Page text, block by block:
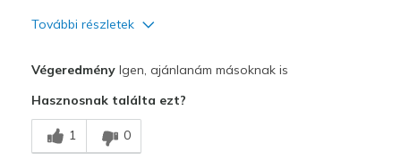
További részletek
Comfortable
Stylish
VégeredményIgen, ajánlanám másoknak is
Hasznosnak találta ezt?
1 0